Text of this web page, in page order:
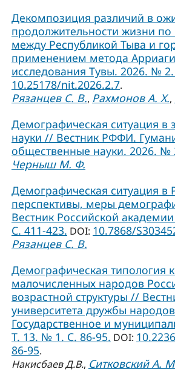
Декомпозиция различий в
продолжительности жизни
между Республикой Тыва и
применением метода
исследования Тувы. 2026. №
10.25178/nit.2026.2.7.
Рязанцев С. В., Рахмонов А. Х.,
Демографическая ситуация в
науки // Вестник РФФИ.
общественные науки. 2026. №
Черныш М. Ф.
Демографическая ситуация в
перспективы, меры
Вестник Российской
С. 411-423. DOI: 10.7868/
Рязанцев С. В.
Демографическая типология
малочисленных народов
возрастной структуры //
университета дружбы
Государственное и
Т. 13. № 1. C. 86-95. DOI:
86-95.
Накисбаев Д.В., Ситковский А.